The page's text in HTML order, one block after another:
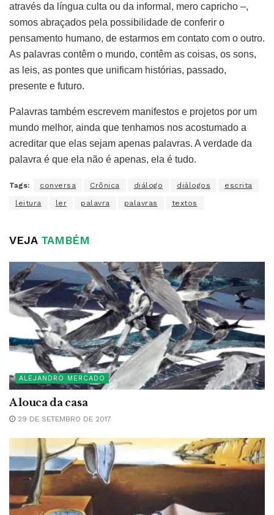
através da língua culta ou da informal, mero capricho –,
somos abraçados pela possibilidade de conferir o
pensamento humano, de estarmos em contato com o outro.
As palavras contêm o mundo, contêm as coisas, os sons,
as leis, as pontes que unificam histórias, passado,
presente e futuro.
Palavras também escrevem manifestos e projetos por um
mundo melhor, ainda que tenhamos nos acostumado a
acreditar que elas sejam apenas palavras. A verdade da
palavra é que ela não é apenas, ela é tudo.
Tags: conversa Crônica diálogo diálogos escrita
leitura ler palavra palavras textos
VEJATAMBÉM
ALEJANDRO MERCADO
A louca da casa
29 DE SETEMBRO DE 2017